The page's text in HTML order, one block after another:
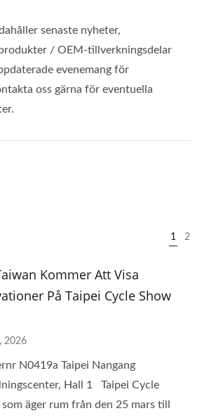
senaste nyheter,
/ OEM-tillverkningsdelar
evenemang för
oss gärna för eventuella
1 2
Kommer Att Visa
På Taipei Cycle Show
2026
N0419a Taipei Nangang
Hall 1 Taipei Cycle
äger rum från den 25 mars till